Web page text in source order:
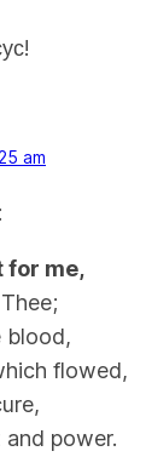
am
for me,
blood,
flowed,
power.